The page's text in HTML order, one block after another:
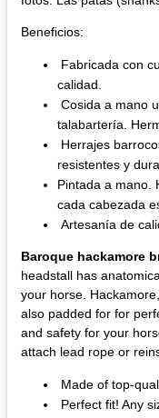
Beneficios:
Fabricada con
calidad.
Cosida a mano
talabartería.
Herrajes
resistentes y
Pintada a mano.
cada cabezada
Artesanía de
Baroque hackamore
headstall has
your horse.
also padded for for
and safety for your
attach lead rope or
Made of top-
Perfect fit! Any